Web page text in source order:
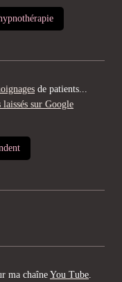
de patients...
sur Google
ma chaîne You Tube